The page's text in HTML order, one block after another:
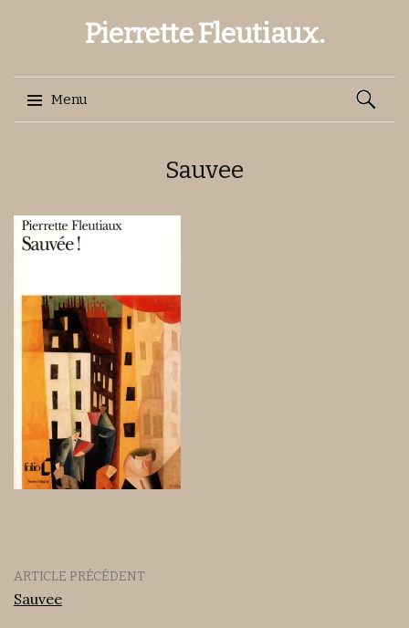
Pierrette Fleutiaux.
Menu
Sauvee
ARTICLE PRÉCÉDENT
Sauvee